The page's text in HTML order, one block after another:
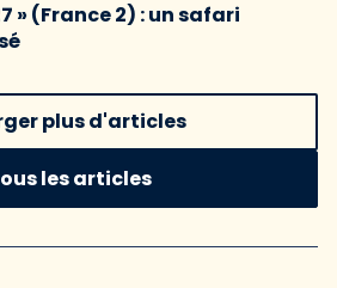
» (France 2) : un safari
plus d'articles
les articles